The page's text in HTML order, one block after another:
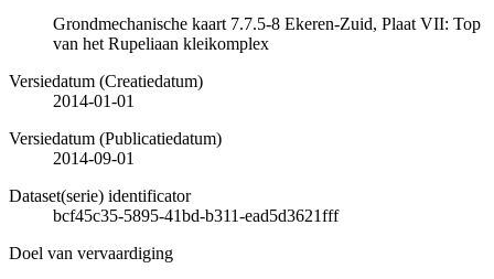
Grondmechanische kaart 7.7.5-8 Ekeren-Zuid, Plaat VII: Top
van het Rupeliaan kleikomplex
Versiedatum (Creatiedatum)
2014-01-01
Versiedatum (Publicatiedatum)
2014-09-01
Dataset(serie) identificator
bcf45c35-5895-41bd-b311-ead5d3621fff
Doel van vervaardiging